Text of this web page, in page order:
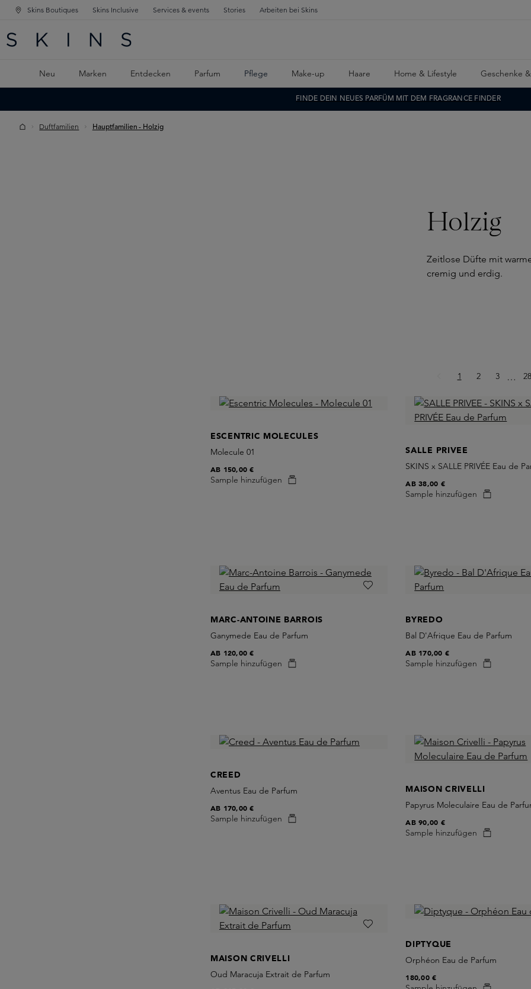
SPRINGEN
SPRINGEN
Skins Boutiques Skins Inclusive Services & events Stories Arbeiten bei Skins
Neu Marken Entdecken Parfum Pflege Make-up Haare Home & Lifestyle Geschenke
FINDE DEIN NEUES PARFÜM MIT DEM FRAGRANCE FINDER
Duftfamilien Hauptfamilien - Holzig
Holzig
Zeitlose Düfte mit
cremig und erdig.
Seite
1 Seite
2 Seite
3 Ellipsis
… 28
ESCENTRIC MOLECULES
Molecule 01
Sample hinzufügen
AB 150,00 €
SALLE PRIVEE
SKINS x SALLE PRIVÉE Eau de
Sample hinzufügen
AB38,00 €
MARC-ANTOINE BARROIS
Ganymede Eau de Parfum
Sample hinzufügen
AB 120,00 €
BYREDO
Bal D'Afrique Eau de Parfum
Sample hinzufügen
AB 170,00 €
CREED
Aventus Eau de Parfum
Sample hinzufügen
AB 170,00 €
MAISON CRIVELLI
Papyrus Moleculaire Eau de
Sample hinzufügen
AB90,00 €
MAISON CRIVELLI
Oud Maracuja Extrait de Parfum
DIPTYQUE
Orphéon Eau de Parfum
180,00 €